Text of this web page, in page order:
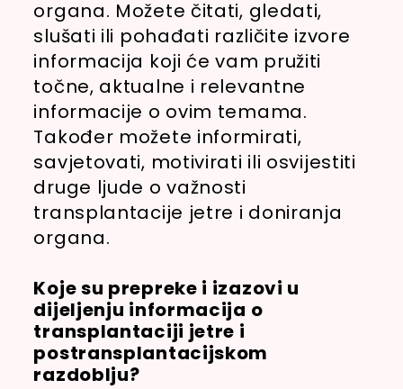
organa. Možete čitati, gledati,
slušati ili pohađati različite izvore
informacija koji će vam pružiti
točne, aktualne i relevantne
informacije o ovim temama.
Također možete informirati,
savjetovati, motivirati ili osvijestiti
druge ljude o važnosti
transplantacije jetre i doniranja
organa.
Koje su prepreke i izazovi u
dijeljenju informacija o
transplantaciji jetre i
postransplantacijskom
razdoblju?